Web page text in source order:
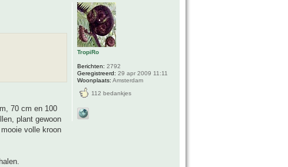
70 cm en 100
plant gewoon
volle kroon
TropiRo
Berichten: 2792
Geregistreerd: 29 apr 2009 11:11
Woonplaats: Amsterdam
112 bedankjes